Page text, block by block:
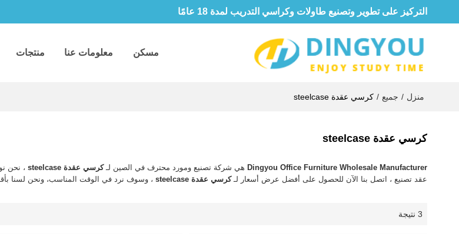
التركيز على تطوير وتصنيع طاولات وكراسي التدريب لمدة 18 عامًا
مسكن معلومات عنا منتجات
منزل / جميع / كرسي عقدة steelcase
كرسي عقدة steelcase
Dingyou Office Furniture Wholesale Manufacturer هي شركة تصنيع ومورد محترف في الصين لـكرسي عقدة steelcase ، نحن
عقد تصنيع ، اتصل بنا الآن للحصول على أفضل عرض أسعار لـكرسي عقدة steelcase ، وسوف نرد في الوقت المناسب، ونحن لسنا
3 نتيجة